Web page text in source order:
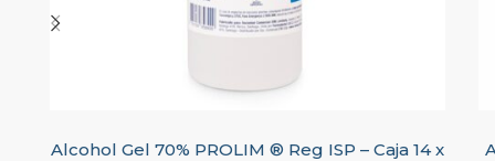
Alcohol Gel 70% PROLIM ® Reg ISP – Caja 14 x